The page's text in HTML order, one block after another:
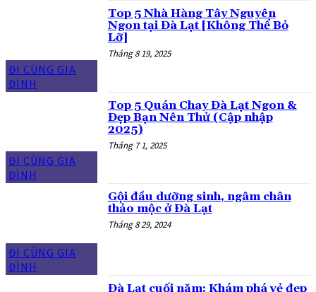
ĐI CÙNG GIA
ĐÌNH
Top 5 Nhà Hàng Tây Nguyên
Ngon tại Đà Lạt [Không Thể Bỏ
Lỡ]
Tháng 8 19, 2025
ĐI CÙNG GIA
ĐÌNH
Top 5 Quán Chay Đà Lạt Ngon &
Đẹp Bạn Nên Thử (Cập nhập
2025)
Tháng 7 1, 2025
ĐI CÙNG GIA
ĐÌNH
Gội đầu dưỡng sinh, ngâm chân
thảo mộc ở Đà Lạt
Tháng 8 29, 2024
Đà Lạt cuối năm: Khám phá vẻ đẹp